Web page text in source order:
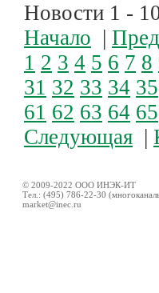
Новости 1 -
Начало |
1 2 3 4 5 6 7 8
31 32 33 34 35
61 62 63 64 65
Следующая |
© 2009-2022 ООО ИНЭК-ИТ
Тел.: (495) 786-22-30
market@inec.ru